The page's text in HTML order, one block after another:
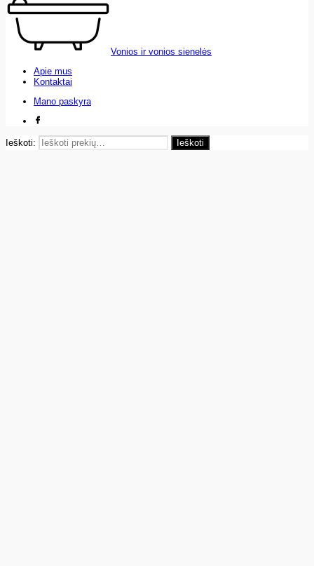
Vonios ir vonios sienelės
Apie mus
Kontaktai
Mano paskyra
Ieškoti: Ieškoti